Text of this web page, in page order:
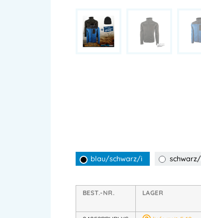
BEST.-NR. LAGER
blau/schwarz/i